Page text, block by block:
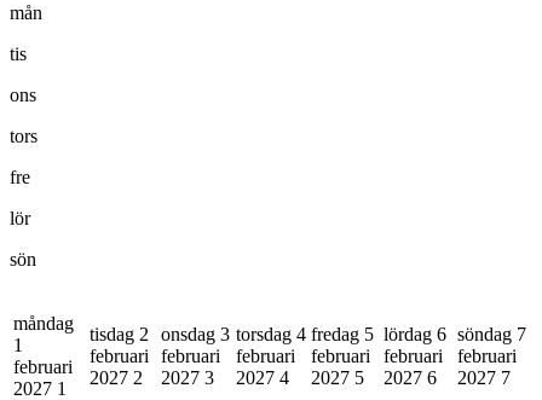
mån
tis
ons
tors
fre
lör
sön
måndag
1
februari
2027 1
tisdag 2
februari
2027 2
onsdag 3
februari
2027 3
torsdag 4
februari
2027 4
fredag 5
februari
2027 5
lördag 6
februari
2027 6
söndag 7
februari
2027 7